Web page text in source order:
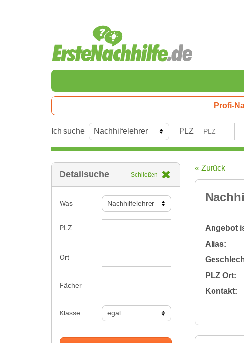
Profi-
Ich suche PLZ
Detailsuche Schließen
Was
PLZ
Ort
Fächer
Klasse
« Zurück
Angebot
Alias:
PLZ Ort:
Kontakt: